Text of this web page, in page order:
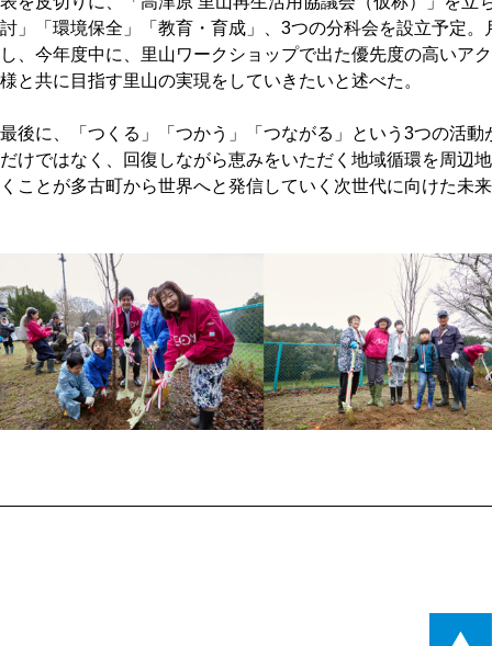
討」「環境保全」「教育・育成」、3つの分科会を設立予定
し、今年度中に、里山ワークショップで出た優先度の高いア
様と共に目指す里山の実現をしていきたいと述べた。
最後に、「つくる」「つかう」「つながる」という3つの活
だけではなく、回復しながら恵みをいただく地域循環を周辺
くことが多古町から世界へと発信していく次世代に向けた未